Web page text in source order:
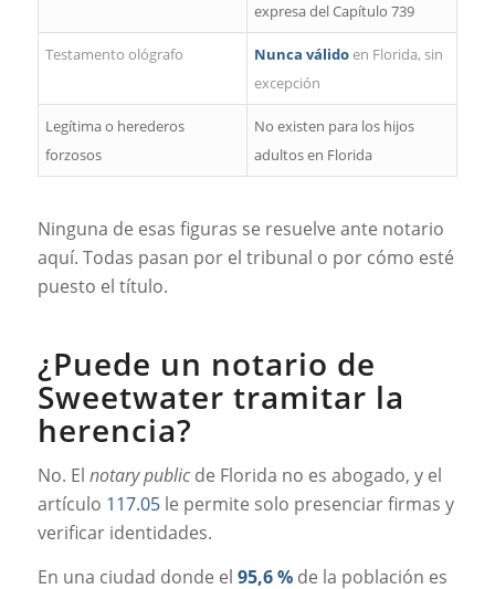
expresa del Capítulo 739
Testamento ológrafo Nunca válidoen Florida, sin
excepción
Legítima o herederos
forzosos
No existen para los hijos
adultos en Florida
Ninguna de esas figuras se resuelve ante notario
aquí. Todas pasan por el tribunal o por cómo esté
puesto el título.
¿Puede un notario de
Sweetwater tramitar la
herencia?
No. El notary publicde Florida no es abogado, y el
artículo 117.05le permite solo presenciar firmas y
verificar identidades.
En una ciudad donde el 95,6 %de la población es